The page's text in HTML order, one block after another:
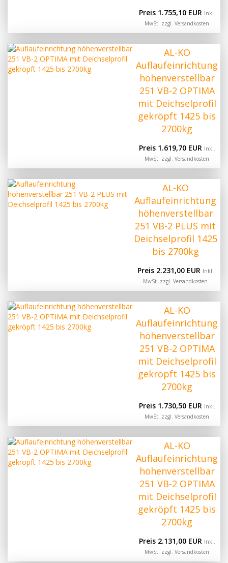
Preis 1.755,10 EUR Inkl.
MwSt. zzgl. Versandkosten
AL-KO
Auflaufeinrichtung
höhenverstellbar
251 VB-2 OPTIMA
mit Deichselprofil
gekröpft 1425 bis
2700kg
Preis 1.619,70 EUR Inkl.
MwSt. zzgl. Versandkosten
AL-KO
Auflaufeinrichtung
höhenverstellbar
251 VB-2 PLUS mit
Deichselprofil 1425
bis 2700kg
Preis 2.231,00 EUR Inkl.
MwSt. zzgl.Versandkosten
AL-KO
Auflaufeinrichtung
höhenverstellbar
251 VB-2 OPTIMA
mit Deichselprofil
gekröpft 1425 bis
2700kg
Preis 1.730,50 EUR Inkl.
MwSt. zzgl. Versandkosten
AL-KO
Auflaufeinrichtung
höhenverstellbar
251 VB-2 OPTIMA
mit Deichselprofil
gekröpft 1425 bis
2700kg
Preis 2.131,00 EUR Inkl.
MwSt. zzgl. Versandkosten